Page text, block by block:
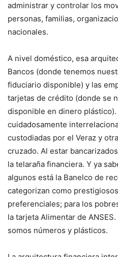
administrar y controlar los
personas, familias,
nacionales.
A nivel doméstico, esa
Bancos (donde tenemos
fiduciario disponible) y las
tarjetas de crédito (donde se
disponible en dinero
cuidadosamente
custodiadas por el Veraz y
cruzado. Al estar
la telaraña financiera. Y ya
algunos está la Banelco de
categorizan como
preferenciales; para los
la tarjeta Alimentar de
somos números y plásticos.